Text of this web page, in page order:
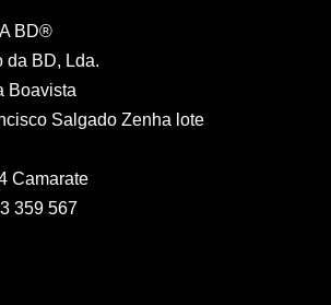
BD®
da BD, Lda.
Boavista
Salgado Zenha lote
Camarate
359 567